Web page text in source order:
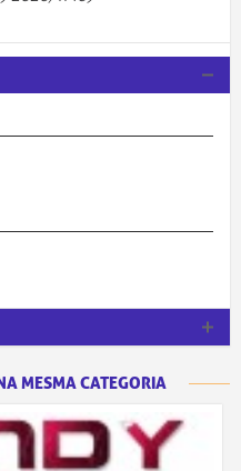
MESMA CATEGORIA